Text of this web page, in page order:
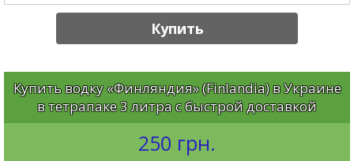
Купить
Купить водку «Финляндия» (Finlandia) в Украине
в тетрапаке 3 литра с быстрой доставкой
250 грн.